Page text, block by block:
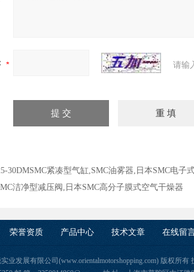
请输
30DMSMC紧凑型气缸,SMC油雾器,日本SMC电子
洁净型减压阀,日本SMC高分子膜式空气干燥器
荣誉资质 产品中心 技术文章 在线留
业发展有限公司(www.orientalmotorshopping.com) 版权所有